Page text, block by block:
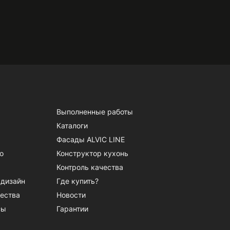
Выполненные работы
Каталоги
Фасады ALVIC LINE
Конструктор кухонь
Контроль качества
Где купить?
Новости
Гарантии